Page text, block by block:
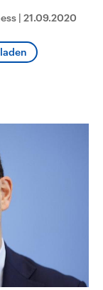
| 21.09.2020